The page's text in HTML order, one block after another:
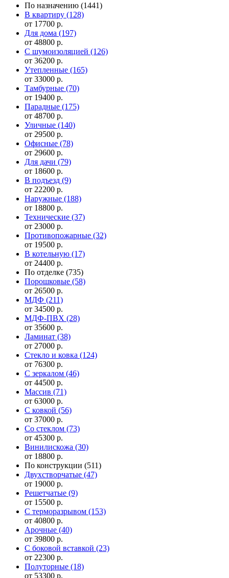
По назначению (1441)
В квартиру (128)
от 17700 р.
Для дома (197)
от 48800 р.
С шумоизоляцией (126)
от 36200 р.
Утепленные (165)
от 33000 р.
Тамбурные (70)
от 19400 р.
Парадные (175)
от 48700 р.
Уличные (140)
от 29500 р.
Офисные (78)
от 29600 р.
Для дачи (79)
от 18600 р.
В подъезд (9)
от 22200 р.
Наружные (188)
от 18800 р.
Технические (37)
от 23000 р.
Противопожарные (32)
от 19500 р.
В котельную (17)
от 24400 р.
По отделке (735)
Порошковые (58)
от 26500 р.
МДФ (211)
от 34500 р.
МДФ-ПВХ (28)
от 35600 р.
Ламинат (38)
от 27000 р.
Стекло и ковка (124)
от 76300 р.
С зеркалом (46)
от 44500 р.
Массив (71)
от 63000 р.
С ковкой (56)
от 37000 р.
Со стеклом (73)
от 45300 р.
Винилискожа (30)
от 18800 р.
По конструкции (511)
Двухстворчатые (47)
от 19000 р.
Решетчатые (9)
от 15500 р.
С терморазрывом (153)
от 40800 р.
Арочные (40)
от 39800 р.
С боковой вставкой (23)
от 22300 р.
Полуторные (18)
от 53300 р.